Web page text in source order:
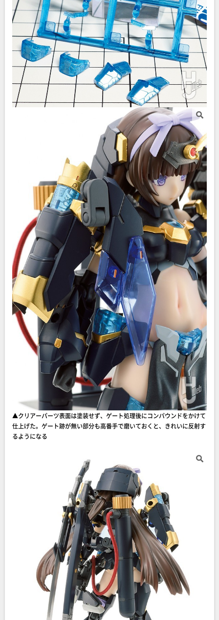
▲クリアーパーツ表面は塗装せず、ゲート処理後にコンパウンドをかけて
仕上げた。ゲート跡が無い部分も高番手で磨いておくと、きれいに反射す
るようになる